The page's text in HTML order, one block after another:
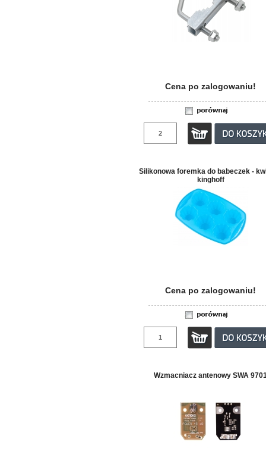
Cena po zalogowaniu!
Silikonowa foremka do babeczek -
kinghoff
Cena po zalogowaniu!
Wzmacniacz antenowy SWA